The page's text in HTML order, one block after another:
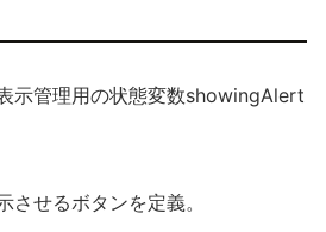
示管理用の状態変数showingAlert
せるボタンを定義。